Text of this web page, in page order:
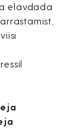
elavdada